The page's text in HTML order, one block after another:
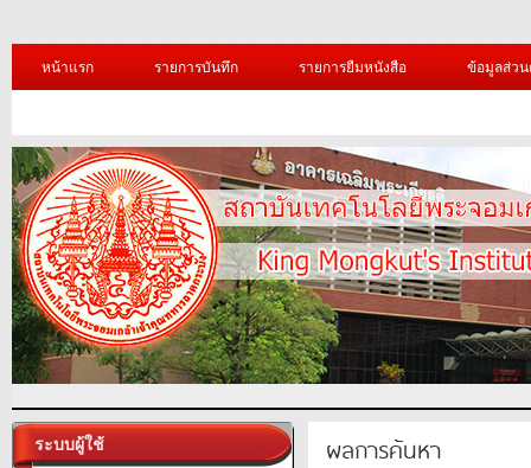
หน้าแรก รายการบันทึก รายการยืมหนังสือ ข้อมูลส่ว
ระบบผู้ใช้ ผลการค้นหา